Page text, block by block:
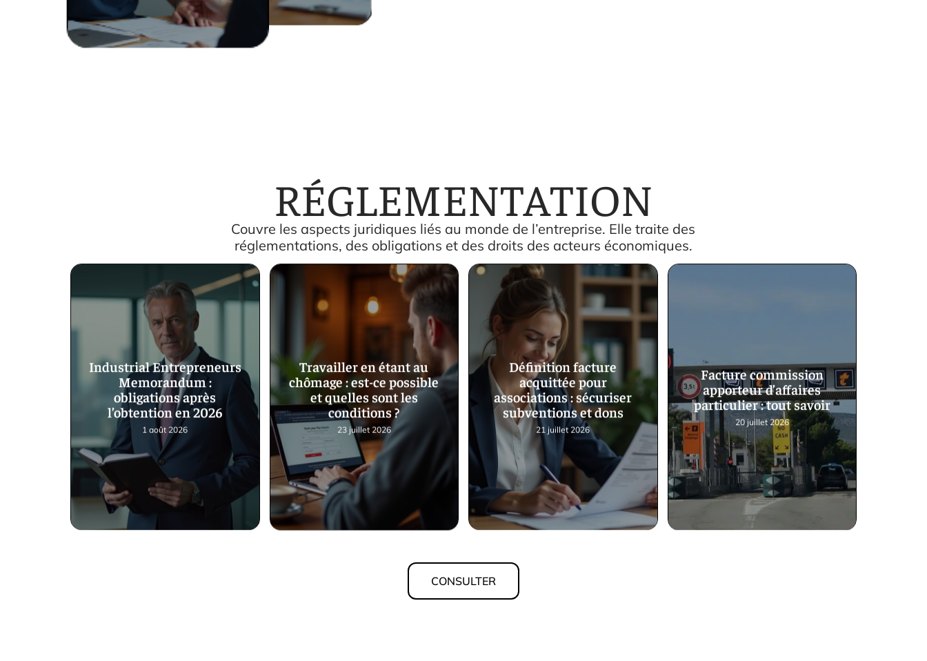
RÉGLEMENTATION
Couvre les aspects juridiques liés au monde de l’entreprise. Elle traite des
réglementations, des obligations et des droits des acteurs économiques.
Industrial Entrepreneurs
Memorandum :
obligations après
l’obtention en 2026
1 août 2026
Travailler en étant au
chômage : est-ce possible
et quelles sont les
conditions ?
23 juillet 2026
Définition facture
acquittée pour
associations : sécuriser
subventions et dons
21 juillet 2026
Facture commission
apporteur d’affaires
particulier : tout savoir
20 juillet 2026
CONSULTER